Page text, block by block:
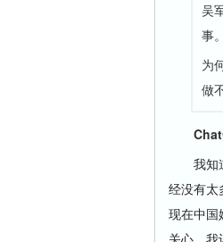
吴
事
为
做
我知道
经没有太
现在中国
关心。我